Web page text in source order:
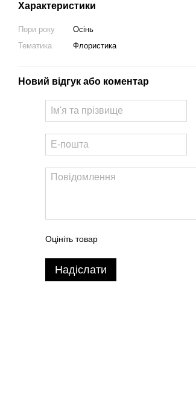
Характеристики
Пори року
Осінь
Тематика
Флористика
Новий відгук або коментар
Оцініть товар
Надіслати